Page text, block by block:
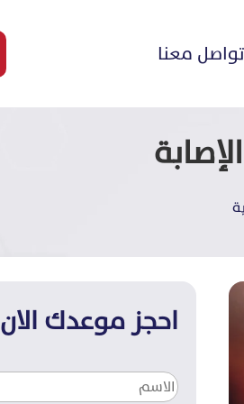
تواصل معنا
احجز موعدك الان